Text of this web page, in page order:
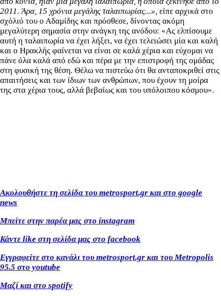
2011. Άρα, 15 χρόνια μεγάλης ταλαιπωρίας...», είπε αρχικά στο
σχόλιό του ο Αδαμίδης και πρόσθεσε, δίνοντας ακόμη
μεγαλύτερη σημασία στην ανάγκη της ανόδου: «Ας ελπίσουμε
αυτή η ταλαιπωρία να έχει λήξει, να έχει τελειώσει μία και καλή
και ο Ηρακλής φαίνεται να είναι σε καλά χέρια και εύχομαι να
πάνε όλα καλά από εδώ και πέρα με την επιστροφή της ομάδας
στη φυσική της θέση. Θέλω να πιστεύω ότι θα ανταποκριθεί στις
απαιτήσεις και των ίδιων των ανθρώπων, που έχουν τη μοίρα
της στα χέρια τους, αλλά βεβαίως και του υπόλοιπου κόσμου».
Ακολουθήστε τη σελίδα του metrosport.gr και στο google
news
Μπείτε στην παρέα μας στο instagram
Κάντε like στη σελίδα μας στο facebook
Εγγραφείτε στο κανάλι του metrosport.gr και του Metropolis
95.5 στο youtube
Μαζί και στο spotify